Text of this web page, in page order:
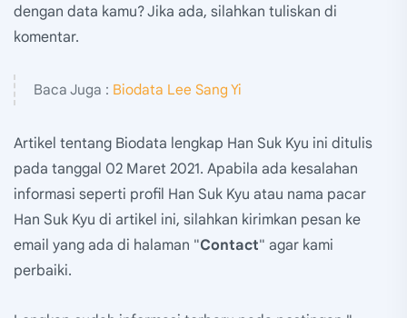
dengan data kamu? Jika ada, silahkan tuliskan di
komentar.
Baca Juga : Biodata Lee Sang Yi
Artikel tentang Biodata lengkap Han Suk Kyu ini ditulis
pada tanggal 02 Maret 2021. Apabila ada kesalahan
informasi seperti profil Han Suk Kyu atau nama pacar
Han Suk Kyu di artikel ini, silahkan kirimkan pesan ke
email yang ada di halaman "Contact" agar kami
perbaiki.